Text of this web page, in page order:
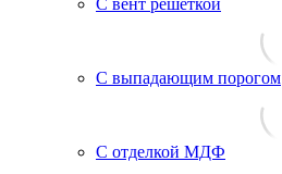
С вент решеткой
С выпадающим порогом
С отделкой МДФ